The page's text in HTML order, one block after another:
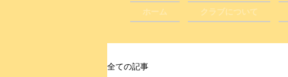
ホーム クラブについて
全ての記事